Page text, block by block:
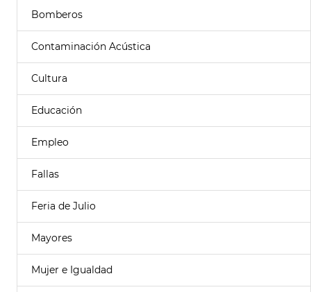
Bomberos
Contaminación Acústica
Cultura
Educación
Empleo
Fallas
Feria de Julio
Mayores
Mujer e Igualdad